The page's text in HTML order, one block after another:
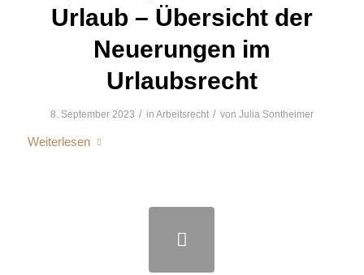
Urlaub – Übersicht der
Neuerungen im
Urlaubsrecht
8. September 2023 / in Arbeitsrecht / von Julia Sontheimer
Weiterlesen